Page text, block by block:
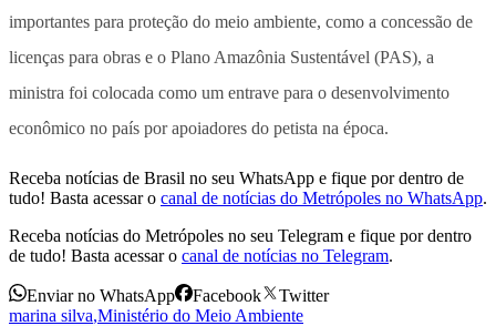
importantes para proteção do meio ambiente, como a concessão de
licenças para obras e o Plano Amazônia Sustentável (PAS), a
ministra foi colocada como um entrave para o desenvolvimento
econômico no país por apoiadores do petista na época.
Receba notícias de Brasil no seu WhatsApp e fique por dentro de
tudo! Basta acessar o canal de notícias do Metrópoles no WhatsApp.
Receba notícias do Metrópoles no seu Telegram e fique por dentro
de tudo! Basta acessar o canal de notícias no Telegram.
Enviar no WhatsApp Facebook
Twitter
marina silva,Ministério do Meio Ambiente